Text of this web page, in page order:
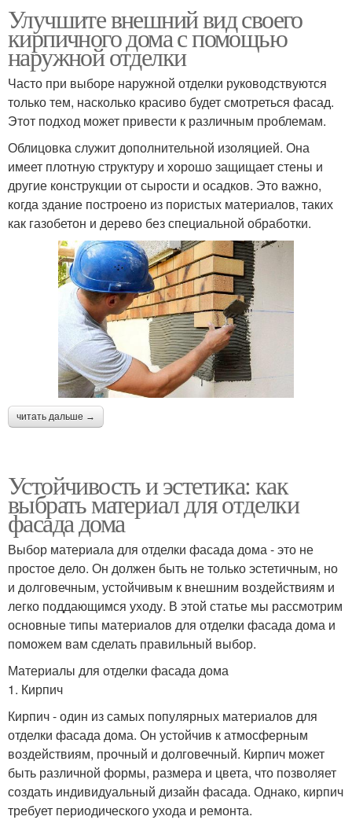
Улучшите внешний вид своего
кирпичного дома с помощью
наружной отделки
Часто при выборе наружной отделки руководствуются
только тем, насколько красиво будет смотреться фасад.
Этот подход может привести к различным проблемам.
Облицовка служит дополнительной изоляцией. Она
имеет плотную структуру и хорошо защищает стены и
другие конструкции от сырости и осадков. Это важно,
когда здание построено из пористых материалов, таких
как газобетон и дерево без специальной обработки.
читать дальше →
Устойчивость и эстетика: как
выбрать материал для отделки
фасада дома
Выбор материала для отделки фасада дома - это не
простое дело. Он должен быть не только эстетичным, но
и долговечным, устойчивым к внешним воздействиям и
легко поддающимся уходу. В этой статье мы рассмотрим
основные типы материалов для отделки фасада дома и
поможем вам сделать правильный выбор.
Материалы для отделки фасада дома
1. Кирпич
Кирпич - один из самых популярных материалов для
отделки фасада дома. Он устойчив к атмосферным
воздействиям, прочный и долговечный. Кирпич может
быть различной формы, размера и цвета, что позволяет
создать индивидуальный дизайн фасада. Однако, кирпич
требует периодического ухода и ремонта.